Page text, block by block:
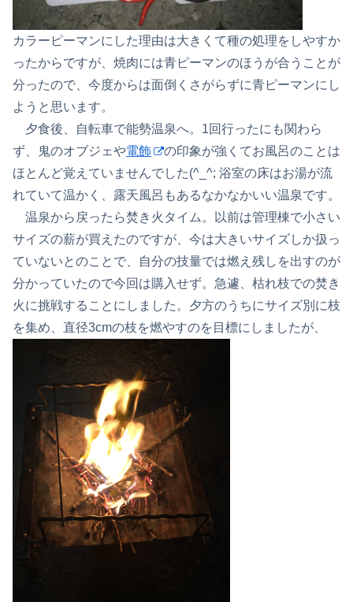
カラーピーマンにした理由は大きくて種の処理をしやすか
ったからですが、焼肉には青ピーマンのほうが合うことが
分ったので、今度からは面倒くさがらずに青ピーマンにし
ようと思います。
夕食後、自転車で能勢温泉へ。1回行ったにも関わら
ず、鬼のオブジェや電飾
の印象が強くてお風呂のことは
ほとんど覚えていませんでした(^_^; 浴室の床はお湯が流
れていて温かく、露天風呂もあるなかなかいい温泉です。
温泉から戻ったら焚き火タイム。以前は管理棟で小さい
サイズの薪が買えたのですが、今は大きいサイズしか扱っ
ていないとのことで、自分の技量では燃え残しを出すのが
分かっていたので今回は購入せず。急遽、枯れ枝での焚き
火に挑戦することにしました。夕方のうちにサイズ別に枝
を集め、直径3cmの枝を燃やすのを目標にしましたが、